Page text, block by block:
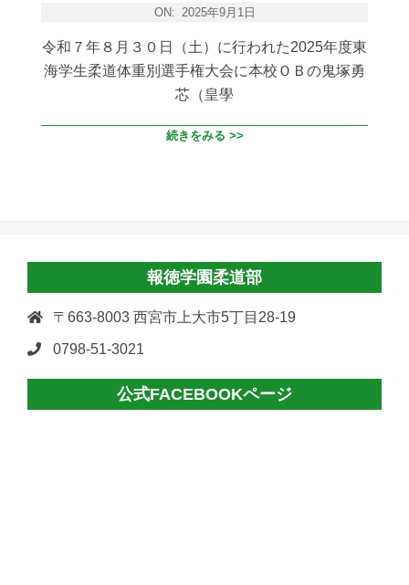
ON: 2025年9月1日
令和７年８月３０日（土）に行われた2025年度東
海学生柔道体重別選手権大会に本校ＯＢの鬼塚勇
芯（皇學
続きをみる >>
報徳学園柔道部
〒663-8003 西宮市上大市5丁目28-19
0798-51-3021
公式FACEBOOKページ